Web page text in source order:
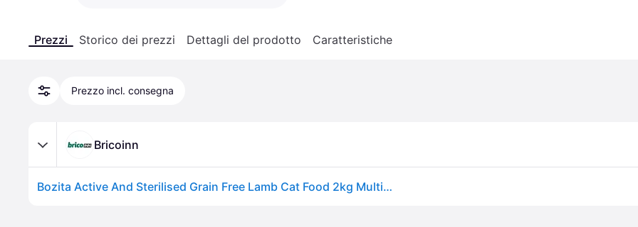
Prezzi Storico dei prezzi Dettagli del prodotto Caratteristiche
Prezzo incl. consegna
Bricoinn
Bozita Active And Sterilised Grain Free Lamb Cat Food 2kg Multicolor 2kg